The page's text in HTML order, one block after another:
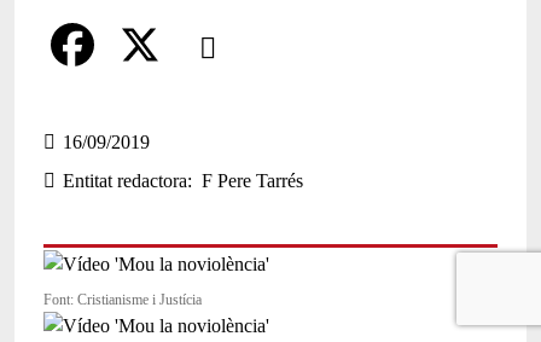
Comparteix
a
c
b
o
16/09/2019
Entitat redactora
F Pere Tarrés
Font: Cristianisme i Justícia